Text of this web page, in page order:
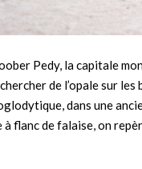
Pedy, la capitale
de l’opale sur
dans une
flanc de falaise, on